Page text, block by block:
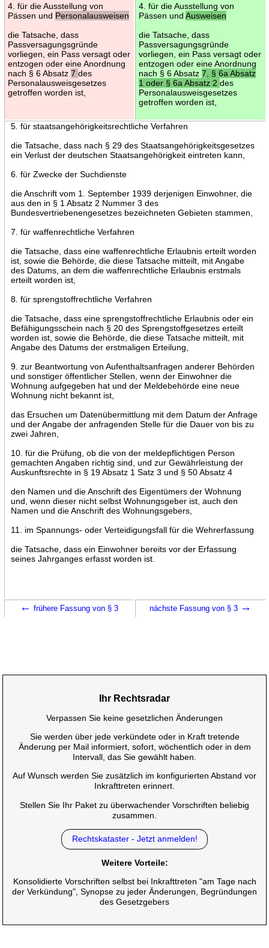
4. für die Ausstellung von
Pässen und Personalausweisen
die Tatsache, dass
Passversagungsgründe
vorliegen, ein Pass versagt oder
entzogen oder eine Anordnung
nach § 6 Absatz 7 des
Personalausweisgesetzes
getroffen worden ist,
4. für die Ausstellung von
Pässen und Ausweisen
die Tatsache, dass
Passversagungsgründe
vorliegen, ein Pass versagt oder
entzogen oder eine Anordnung
nach § 6 Absatz 7, § 6a Absatz
1 oder § 6a Absatz 2 des
Personalausweisgesetzes
getroffen worden ist,
5. für staatsangehörigkeitsrechtliche Verfahren
die Tatsache, dass nach § 29 des Staatsangehörigkeitsgesetzes
ein Verlust der deutschen Staatsangehörigkeit eintreten kann,
6. für Zwecke der Suchdienste
die Anschrift vom 1. September 1939 derjenigen Einwohner, die
aus den in § 1 Absatz 2 Nummer 3 des
Bundesvertriebenengesetzes bezeichneten Gebieten stammen,
7. für waffenrechtliche Verfahren
die Tatsache, dass eine waffenrechtliche Erlaubnis erteilt worden
ist, sowie die Behörde, die diese Tatsache mitteilt, mit Angabe
des Datums, an dem die waffenrechtliche Erlaubnis erstmals
erteilt worden ist,
8. für sprengstoffrechtliche Verfahren
die Tatsache, dass eine sprengstoffrechtliche Erlaubnis oder ein
Befähigungsschein nach § 20 des Sprengstoffgesetzes erteilt
worden ist, sowie die Behörde, die diese Tatsache mitteilt, mit
Angabe des Datums der erstmaligen Erteilung,
9. zur Beantwortung von Aufenthaltsanfragen anderer Behörden
und sonstiger öffentlicher Stellen, wenn der Einwohner die
Wohnung aufgegeben hat und der Meldebehörde eine neue
Wohnung nicht bekannt ist,
das Ersuchen um Datenübermittlung mit dem Datum der Anfrage
und der Angabe der anfragenden Stelle für die Dauer von bis zu
zwei Jahren,
10. für die Prüfung, ob die von der meldepflichtigen Person
gemachten Angaben richtig sind, und zur Gewährleistung der
Auskunftsrechte in § 19 Absatz 1 Satz 3 und § 50 Absatz 4
den Namen und die Anschrift des Eigentümers der Wohnung
und, wenn dieser nicht selbst Wohnungsgeber ist, auch den
Namen und die Anschrift des Wohnungsgebers,
11. im Spannungs- oder Verteidigungsfall für die Wehrerfassung
die Tatsache, dass ein Einwohner bereits vor der Erfassung
seines Jahrganges erfasst worden ist.
← frühere Fassung von § 3 nächste Fassung von § 3 →
Ihr Rechtsradar
Verpassen Sie keine gesetzlichen Änderungen
Sie werden über jede verkündete oder in Kraft tretende
Änderung per Mail informiert, sofort, wöchentlich oder in dem
Intervall, das Sie gewählt haben.
Auf Wunsch werden Sie zusätzlich im konfigurierten Abstand vor
Inkrafttreten erinnert.
Stellen Sie Ihr Paket zu überwachender Vorschriften beliebig
zusammen.
Rechtskataster - Jetzt anmelden!
Weitere Vorteile:
Konsolidierte Vorschriften selbst bei Inkrafttreten "am Tage nach
der Verkündung", Synopse zu jeder Änderungen, Begründungen
des Gesetzgebers